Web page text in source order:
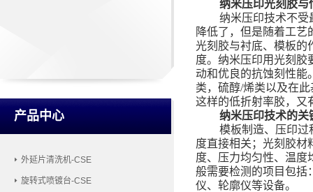
产品中心
外延片清洗机-CSE
旋转式喷镀台-CSE
纳米压印光刻胶与
纳米压印技术不受
降低了，但是随着工
光刻胶与衬底、模板的
度。纳米压印用光刻胶
动和优良的抗蚀刻性能
类，硫醇/烯类以及在
这样的低折射率胶，又
纳米压印技术的关
模板制造、压印过
度直接相关；光刻胶材
度、压力均匀性、温度
般需要检测的项目包括
仪、轮廓仪等设备。